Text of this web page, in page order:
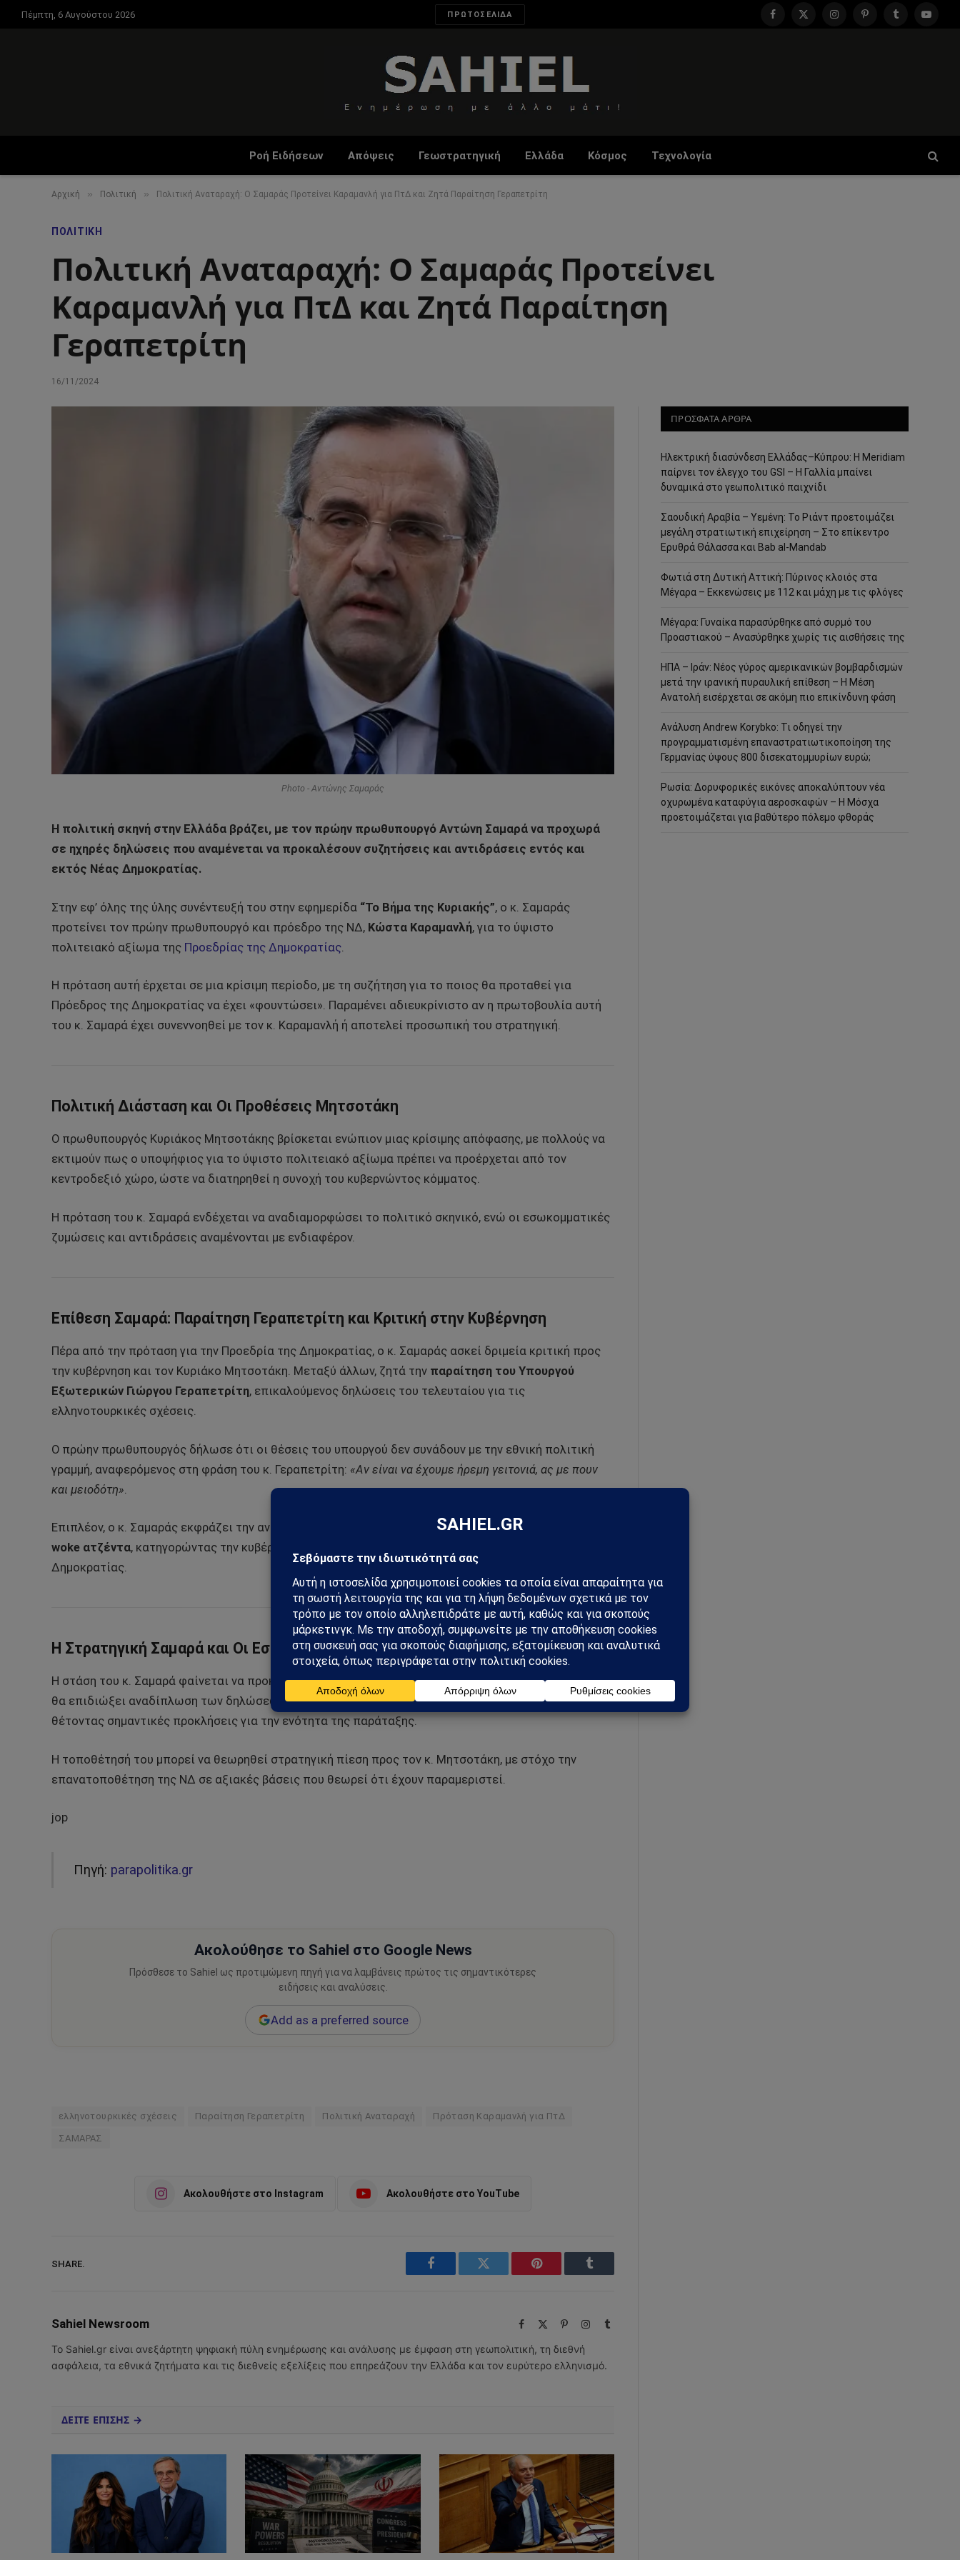
Πέμπτη, 6 Αυγούστου 2026 ΠΡΩΤΟΣΕΛΙΔΑ
Facebook
X
InstagramPinterestTumblr
Ροή Ειδήσεων Απόψεις Γεωστρατηγική Ελλάδα Κόσμος Τεχνολογία
Αρχική » Πολιτική » Πολιτική Αναταραχή: Ο Σαμαράς Προτείνει Καραμανλή για ΠτΔ και Ζητά Παραίτηση Γεραπετρίτη
ΠΟΛΙΤΙΚΉ
Πολιτική Αναταραχή: Ο Σαμαράς Προτείνει
Καραμανλή για ΠτΔ και Ζητά Παραίτηση
Γεραπετρίτη
16/11/2024
Photo - Αντώνης Σαμαράς
Η πολιτική σκηνή στην Ελλάδα βράζει, με τον πρώην πρωθυπουργό Αντώνη Σαμαρά να προχωρά
σε ηχηρές δηλώσεις που αναμένεται να προκαλέσουν συζητήσεις και αντιδράσεις εντός και
εκτός Νέας Δημοκρατίας.
Στην εφ’ όλης της ύλης συνέντευξή του στην εφημερίδα “Το Βήμα της Κυριακής”, ο κ. Σαμαράς
προτείνει τον πρώην πρωθυπουργό και πρόεδρο της ΝΔ, Κώστα Καραμανλή, για το ύψιστο
πολιτειακό αξίωμα της Προεδρίας της Δημοκρατίας.
Η πρόταση αυτή έρχεται σε μια κρίσιμη περίοδο, με τη συζήτηση για το ποιος θα προταθεί για
Πρόεδρος της Δημοκρατίας να έχει «φουντώσει». Παραμένει αδιευκρίνιστο αν η πρωτοβουλία αυτή
του κ. Σαμαρά έχει συνεννοηθεί με τον κ. Καραμανλή ή αποτελεί προσωπική του στρατηγική.
Πολιτική Διάσταση και Οι Προθέσεις Μητσοτάκη
Ο πρωθυπουργός Κυριάκος Μητσοτάκης βρίσκεται ενώπιον μιας κρίσιμης απόφασης, με πολλούς να
εκτιμούν πως ο υποψήφιος για το ύψιστο πολιτειακό αξίωμα πρέπει να προέρχεται από τον
κεντροδεξιό χώρο, ώστε να διατηρηθεί η συνοχή του κυβερνώντος κόμματος.
Η πρόταση του κ. Σαμαρά ενδέχεται να αναδιαμορφώσει το πολιτικό σκηνικό, ενώ οι εσωκομματικές
ζυμώσεις και αντιδράσεις αναμένονται με ενδιαφέρον.
Επίθεση Σαμαρά: Παραίτηση Γεραπετρίτη και Κριτική στην Κυβέρνηση
Πέρα από την πρόταση για την Προεδρία της Δημοκρατίας, ο κ. Σαμαράς ασκεί δριμεία κριτική προς
την κυβέρνηση και τον Κυριάκο Μητσοτάκη. Μεταξύ άλλων, ζητά την παραίτηση του Υπουργού
Εξωτερικών Γιώργου Γεραπετρίτη, επικαλούμενος δηλώσεις του τελευταίου για τις
ελληνοτουρκικές σχέσεις.
Ο πρώην πρωθυπουργός δήλωσε ότι οι θέσεις του υπουργού δεν συνάδουν με την εθνική πολιτική
γραμμή, αναφερόμενος στη φράση του κ. Γεραπετρίτη: «Αν είναι να έχουμε ήρεμη γειτονιά, ας με πουν
και μειοδότη»
Επιπλέον, ο κ. Σαμαράς εκφράζει την αντίθεσή του στις πολιτικές που προέρχονται από τη λεγόμενη
woke ατζέντα, κατηγορώντας την κυβέρνηση για απομάκρυνση από τις αρχές και τις αξίες της Νέας
Δημοκρατίας.
Η Στρατηγική Σαμαρά και Οι Εσωκομματικές Επιπτώσεις
Η στάση του κ. Σαμαρά φαίνεται να προκαλεί προβληματισμό εντός της ΝΔ. Παρότι είχε εκτιμηθεί ότι
θα επιδιώξει αναδίπλωση των δηλώσεών του, ο πρώην πρωθυπουργός υιοθετεί σκληρή γραμμή,
θέτοντας σημαντικές προκλήσεις για την ενότητα της παράταξης.
Η τοποθέτησή του μπορεί να θεωρηθεί στρατηγική πίεση προς τον κ. Μητσοτάκη, με στόχο την
επανατοποθέτηση της ΝΔ σε αξιακές βάσεις που θεωρεί ότι έχουν παραμεριστεί.
jop
Πηγή: parapolitika.gr
Ακολούθησε το Sahiel στο Google News
Πρόσθεσε το Sahiel ως προτιμώμενη πηγή για να λαμβάνεις πρώτος τις σημαντικότερες
ειδήσεις και αναλύσεις.
Add as a preferred source
ελληνοτουρκικές σχέσεις Παραίτηση Γεραπετρίτη Πολιτική Αναταραχή Πρόταση Καραμανλή για ΠτΔ
ΣΑΜΑΡΑΣ
Ακολουθήστε στο Instagram Ακολουθήστε στο YouTube
SHARE.
Facebook Twitter Pinterest Tumblr
Sahiel Newsroom Facebook PinterestInstagram
Tumblr
Το Sahiel.gr είναι ανεξάρτητη ψηφιακή πύλη ενημέρωσης και ανάλυσης με έμφαση στη γεωπολιτική, τη διεθνή
ασφάλεια, τα εθνικά ζητήματα και τις διεθνείς εξελίξεις που επηρεάζουν την Ελλάδα και τον ευρύτερο ελληνισμό.
ΔΕΙΤΕ ΕΠΙΣΗΣ →
ΠΡΟΣΦΑΤΑ ΑΡΘΡΑ
Ηλεκτρική διασύνδεση Ελλάδας–Κύπρου: Η Meridiam
παίρνει τον έλεγχο του GSI – Η Γαλλία μπαίνει
δυναμικά στο γεωπολιτικό παιχνίδι
Σαουδική Αραβία – Υεμένη: Το Ριάντ προετοιμάζει
μεγάλη στρατιωτική επιχείρηση – Στο επίκεντρο
Ερυθρά Θάλασσα και Bab al-Mandab
Φωτιά στη Δυτική Αττική: Πύρινος κλοιός στα
Μέγαρα – Εκκενώσεις με 112 και μάχη με τις φλόγες
Μέγαρα: Γυναίκα παρασύρθηκε από συρμό του
Προαστιακού – Ανασύρθηκε χωρίς τις αισθήσεις της
ΗΠΑ – Ιράν: Νέος γύρος αμερικανικών βομβαρδισμών
μετά την ιρανική πυραυλική επίθεση – Η Μέση
Ανατολή εισέρχεται σε ακόμη πιο επικίνδυνη φάση
Ανάλυση Andrew Korybko: Τι οδηγεί την
προγραμματισμένη επαναστρατιωτικοποίηση της
Γερμανίας ύψους 800 δισεκατομμυρίων ευρώ;
Ρωσία: Δορυφορικές εικόνες αποκαλύπτουν νέα
οχυρωμένα καταφύγια αεροσκαφών – Η Μόσχα
προετοιμάζεται για βαθύτερο πόλεμο φθοράς